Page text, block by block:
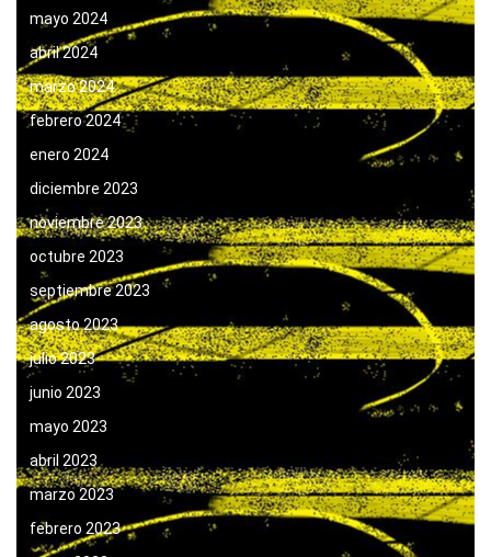
mayo 2024
abril 2024
marzo 2024
febrero 2024
enero 2024
diciembre 2023
noviembre 2023
octubre 2023
septiembre 2023
agosto 2023
julio 2023
junio 2023
mayo 2023
abril 2023
marzo 2023
febrero 2023